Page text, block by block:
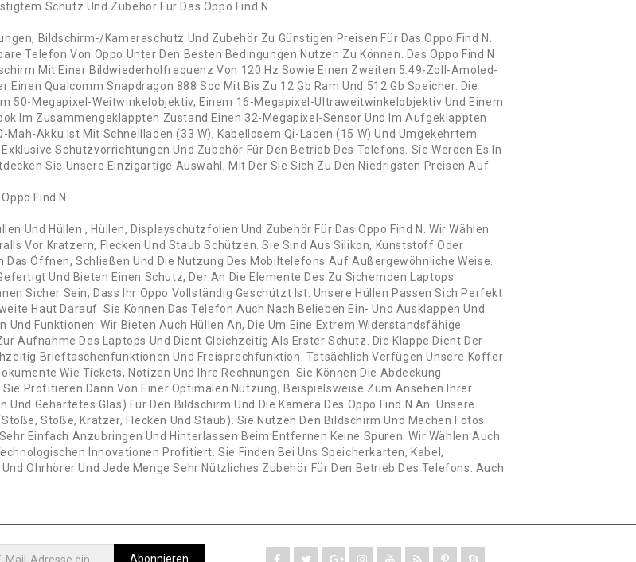
Schutz Und Zubehör Für Das Oppo Find N
Bildschirm-/Kameraschutz Und Zubehör Zu Günstigen Preisen Für Das Oppo Find N.
Telefon Von Oppo Unter Den Besten Bedingungen Nutzen Zu Können. Das Oppo Find N
Mit Einer Bildwiederholfrequenz Von 120 Hz Sowie Einen Zweiten 5.49-Zoll-Amoled-
Qualcomm Snapdragon 888 Soc Mit Bis Zu 12 Gb Ram Und 512 Gb Speicher. Die
50-Megapixel-Weitwinkelobjektiv, Einem 16-Megapixel-Ultraweitwinkelobjektiv Und Einem
Im Zusammengeklappten Zustand Einen 32-Megapixel-Sensor Und Im Aufgeklappten
Akku Ist Mit Schnellladen (33 W), Kabellosem Qi-Laden (15 W) Und Umgekehrtem
Schutzvorrichtungen Und Zubehör Für Den Betrieb Des Telefons. Sie Werden Es In
Sie Unsere Einzigartige Auswahl, Mit Der Sie Sich Zu Den Niedrigsten Preisen Auf
Find N
Und Hüllen , Hüllen, Displayschutzfolien Und Zubehör Für Das Oppo Find N. Wir Wählen
Vor Kratzern, Flecken Und Staub Schützen. Sie Sind Aus Silikon, Kunststoff Oder
Öffnen, Schließen Und Die Nutzung Des Mobiltelefons Auf Außergewöhnliche Weise.
Und Bieten Einen Schutz, Der An Die Elemente Des Zu Sichernden Laptops
Sicher Sein, Dass Ihr Oppo Vollständig Geschützt Ist. Unsere Hüllen Passen Sich Perfekt
Haut Darauf. Sie Können Das Telefon Auch Nach Belieben Ein- Und Ausklappen Und
Funktionen. Wir Bieten Auch Hüllen An, Die Um Eine Extrem Widerstandsfähige
Aufnahme Des Laptops Und Dient Gleichzeitig Als Erster Schutz. Die Klappe Dient Der
Brieftaschenfunktionen Und Freisprechfunktion. Tatsächlich Verfügen Unsere Koffer
Wie Tickets, Notizen Und Ihre Rechnungen. Sie Können Die Abdeckung
Profitieren Dann Von Einer Optimalen Nutzung, Beispielsweise Zum Ansehen Ihrer
Gehärtetes Glas) Für Den Bildschirm Und Die Kamera Des Oppo Find N An. Unsere
Stöße, Kratzer, Flecken Und Staub). Sie Nutzen Den Bildschirm Und Machen Fotos
Einfach Anzubringen Und Hinterlassen Beim Entfernen Keine Spuren. Wir Wählen Auch
Innovationen Profitiert. Sie Finden Bei Uns Speicherkarten, Kabel,
Ohrhörer Und Jede Menge Sehr Nützliches Zubehör Für Den Betrieb Des Telefons. Auch
Abonnieren